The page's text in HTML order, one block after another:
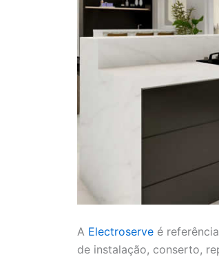
A Electroserve é
de instalação, conserto,